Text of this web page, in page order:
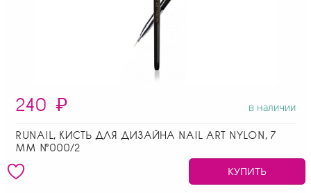
240 ₽ в наличии
RUNAIL, КИСТЬ ДЛЯ ДИЗАЙНА NAIL ART NYLON, 7
ММ №000/2
КУПИТЬ